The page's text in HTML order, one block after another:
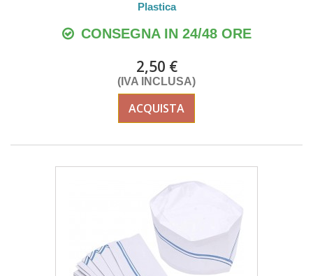
Plastica
CONSEGNA IN 24/48 ORE
2,50 €
(IVA INCLUSA)
ACQUISTA